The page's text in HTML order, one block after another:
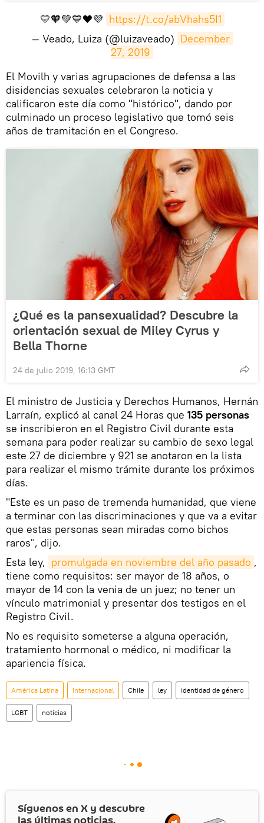
💛🧡💚💙❤️💜 https://t.co/abVhahs5I1
— Veado, Luiza (@luizaveado) December
27, 2019
El Movilh y varias agrupaciones de defensa a las
disidencias sexuales celebraron la noticia y
calificaron este día como "histórico", dando por
culminado un proceso legislativo que tomó seis
años de tramitación en el Congreso.
¿Qué es la pansexualidad? Descubre la
orientación sexual de Miley Cyrus y
Bella Thorne
24 de julio 2019, 16:13 GMT
El ministro de Justicia y Derechos Humanos, Hernán
Larraín, explicó al canal 24 Horas que 135 personas
se inscribieron en el Registro Civil durante esta
semana para poder realizar su cambio de sexo legal
este 27 de diciembre y 921 se anotaron en la lista
para realizar el mismo trámite durante los próximos
días.
"Este es un paso de tremenda humanidad, que viene
a terminar con las discriminaciones y que va a evitar
que estas personas sean miradas como bichos
raros", dijo.
Esta ley, promulgada en noviembre del año pasado ,
tiene como requisitos: ser mayor de 18 años, o
mayor de 14 con la venia de un juez; no tener un
vínculo matrimonial y presentar dos testigos en el
Registro Civil.
No es requisito someterse a alguna operación,
tratamiento hormonal o médico, ni modificar la
apariencia física.
América Latina Internacional Chile ley identidad de género
LGBT noticias
Síguenos en X y descubre